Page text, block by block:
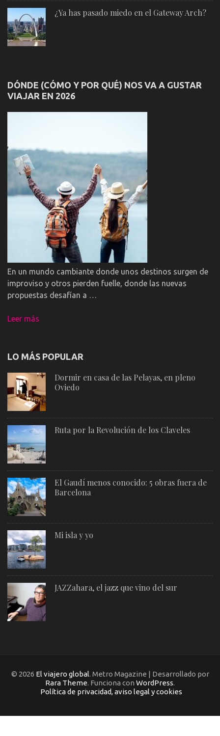
¿Ya has pasado miedo en el Gateway Arch?
DÓNDE (CÓMO Y POR QUÉ) NOS VA A GUSTAR
VIAJAR EN 2026
En un mundo cambiante donde unos destinos surgen de
improviso y otros pierden fuelle, donde las nuevas
propuestas desafían a …
Leer más
LO MÁS POPULAR
Dormir en casa de las Pelayas, en pleno
Oviedo
Ruta por la Revolución de los Claveles
El Gaudí menos conocido: 5 obras fuera de
Barcelona
Mi isla y yo
JAZZahara, el jazz que vino del sur
© 2026 El viajero global. Metro Magazine | Desarrollado por
Rara Theme. Funciona con WordPress.
Política de privacidad, aviso legal y cookies